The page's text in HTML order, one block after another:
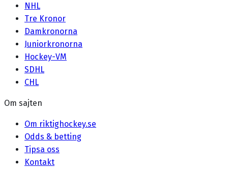
NHL
Tre Kronor
Damkronorna
Juniorkronorna
Hockey-VM
SDHL
CHL
Om sajten
Om riktighockey.se
Odds & betting
Tipsa oss
Kontakt